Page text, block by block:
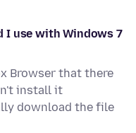
I use with Windows 7
Browser that there
install it
download the file